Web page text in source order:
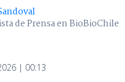
de Prensa en BioBioChile
| 00:13